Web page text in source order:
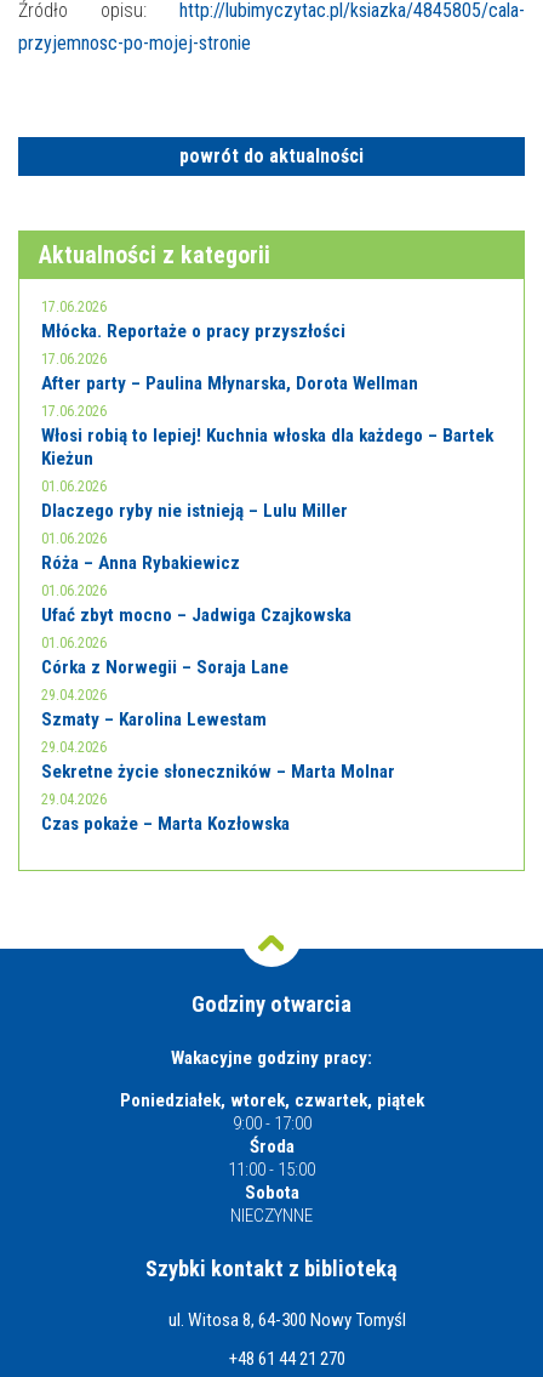
Źródło opisu: http://lubimyczytac.pl/ksiazka/4845805/cala-
przyjemnosc-po-mojej-stronie
powrót do aktualności
Aktualności z kategorii
17.06.2026
Młócka. Reportaże o pracy przyszłości
17.06.2026
After party – Paulina Młynarska, Dorota Wellman
17.06.2026
Włosi robią to lepiej! Kuchnia włoska dla każdego – Bartek
Kieżun
01.06.2026
Dlaczego ryby nie istnieją – Lulu Miller
01.06.2026
Róża – Anna Rybakiewicz
01.06.2026
Ufać zbyt mocno – Jadwiga Czajkowska
01.06.2026
Córka z Norwegii – Soraja Lane
29.04.2026
Szmaty – Karolina Lewestam
29.04.2026
Sekretne życie słoneczników – Marta Molnar
29.04.2026
Czas pokaże – Marta Kozłowska
Godziny otwarcia
Wakacyjne godziny pracy:
Poniedziałek, wtorek, czwartek, piątek
9:00 - 17:00
Środa
11:00 - 15:00
Sobota
NIECZYNNE
Szybki kontakt z biblioteką
ul. Witosa 8, 64-300 Nowy Tomyśl
+48 61 44 21 270